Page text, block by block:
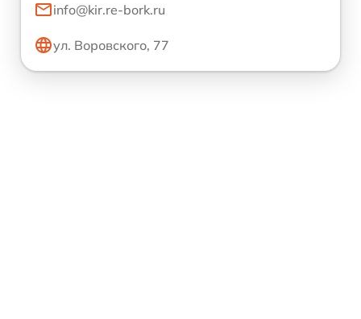
info@kir.re-bork.ru
ул. Воровского, 77